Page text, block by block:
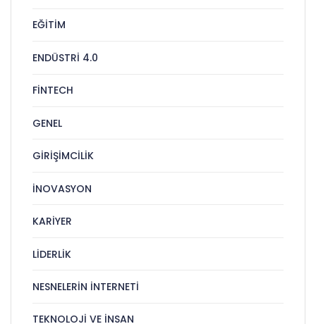
EĞITIM
ENDÜSTRI 4.0
FINTECH
GENEL
GIRIŞIMCILIK
İNOVASYON
KARIYER
LIDERLIK
NESNELERIN İNTERNETI
TEKNOLOJI VE İNSAN